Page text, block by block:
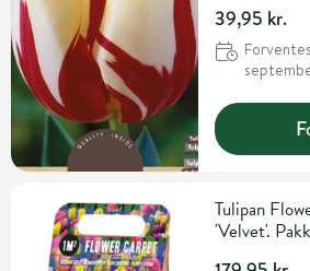
39,95 kr.
Tulipan
'Velvet'.